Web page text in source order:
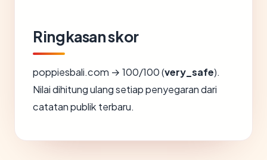
Ringkasan skor
poppiesbali.com → 100/100 (very_safe).
Nilai dihitung ulang setiap penyegaran dari
catatan publik terbaru.